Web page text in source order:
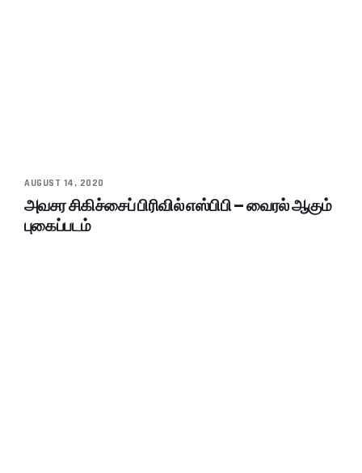
AUGUST 14, 2020
அவசர சிகிச்சைப் பிரிவில் எஸ்பிபி – வைரல் ஆகும்
புகைப்படம்